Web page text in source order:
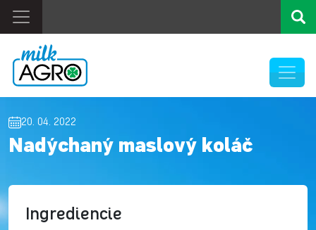
20. 04. 2022
Nadýchaný maslový koláč
Ingrediencie